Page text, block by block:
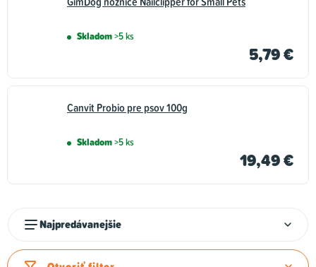
Skladom>5 ks
5,79 €
Canvit Probio pre psov 100g
Skladom>5 ks
19,49 €
d
Najpredávanejšie